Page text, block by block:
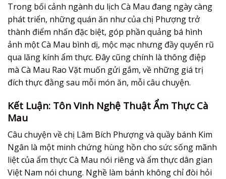
Trong bối cảnh ngành du lịch Cà Mau đang ngày càng
phát triển, những quán ăn như của chị Phượng trở
thành điểm nhấn đặc biệt, góp phần quảng bá hình
ảnh một Cà Mau bình dị, mộc mạc nhưng đầy quyến rũ
qua lăng kính ẩm thực. Đây cũng chính là thông điệp
mà Cà Mau Rao Vặt muốn gửi gắm, về những giá trị
đích thực đằng sau mỗi món ăn, mỗi câu chuyện.
Kết Luận: Tôn Vinh Nghệ Thuật Ẩm Thực Cà
Mau
Câu chuyện về chị Lâm Bích Phượng và quầy bánh Kim
Ngân là một minh chứng hùng hồn cho sức sống mãnh
liệt của ẩm thực Cà Mau nói riêng và ẩm thực dân gian
Việt Nam nói chung. Nghề làm bánh không chỉ đòi hỏi